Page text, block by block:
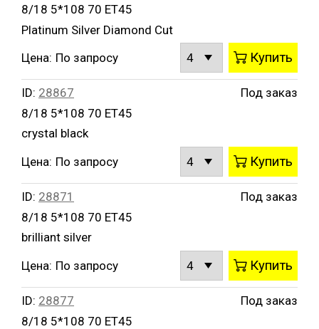
8/18 5*108 70 ET45
Platinum Silver Diamond Cut
Цена: По запросу Купить
ID: 28867
8/18 5*108 70 ET45
crystal black
Под заказ
Цена: По запросу Купить
ID: 28871
8/18 5*108 70 ET45
brilliant silver
Под заказ
Цена: По запросу Купить
ID: 28877
8/18 5*108 70 ET45
Под заказ